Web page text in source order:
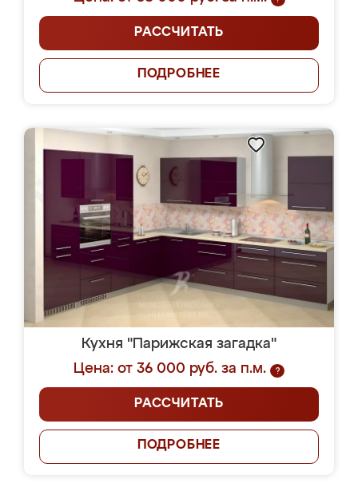
РАССЧИТАТЬ
ПОДРОБНЕЕ
Кухня "Парижская загадка"
Цена: от 36 000 руб. за п.м.
?
РАССЧИТАТЬ
ПОДРОБНЕЕ